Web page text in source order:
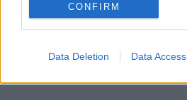
CONFIRM
Data Deletion Data Access